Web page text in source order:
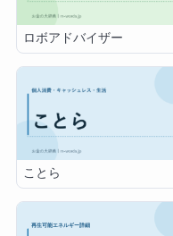
ロボアドバイザー
ことら